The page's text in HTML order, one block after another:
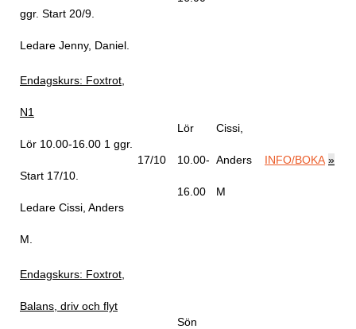
ggr. Start 20/9
Ledare Jenny, Daniel
Endagskurs: Foxtrot,
N1
Lör 10.00-16.00 1 ggr.
Start 17/10
Ledare Cissi, Anders
M
17/10
Lör
10.00-
16.00
Cissi,
Anders
M
INFO/BOKA »
Endagskurs: Foxtrot,
Balans, driv och flyt
Sön